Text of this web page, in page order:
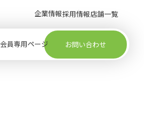
企業情報採用情報店舗一覧
会員専用ページ お問い合わせ